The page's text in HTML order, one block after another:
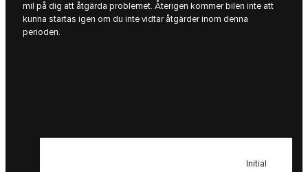
mil på dig att åtgärda problemet. Återigen kommer bilen inte att
kunna startas igen om du inte vidtar åtgärder inom denna
perioden.
Initial